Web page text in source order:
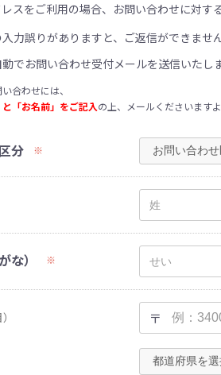
スをご利用の場合、お問い合わせに対す
力誤りがありますと、ご返信ができませ
でお問い合わせ受付メールを送信いたし
合わせには、
「お名前」をご記入の上、メールくださいます
分 ※
な） ※
〒